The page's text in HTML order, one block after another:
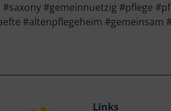
#gemeinnuetzig #pflege
#altenpflegeheim
Links